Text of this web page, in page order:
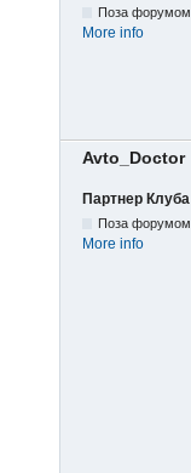
Поза форумом
More info
Avto_Doctor
Партнер Клуба
Поза форумом
More info